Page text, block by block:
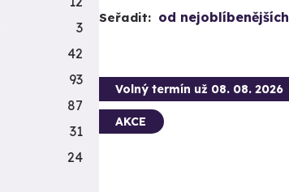
Seřadit: od nejoblíbenějších
Volný termín už 08. 08. 2026
AKCE
3
42
93
87
31
24